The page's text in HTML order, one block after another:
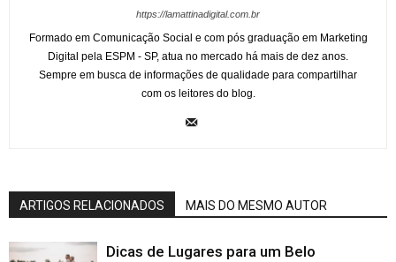
https://lamattinadigital.com.br
Formado em Comunicação Social e com pós graduação em Marketing
Digital pela ESPM - SP, atua no mercado há mais de dez anos.
Sempre em busca de informações de qualidade para compartilhar
com os leitores do blog.
ARTIGOS RELACIONADOS MAIS DO MESMO AUTOR
Dicas de Lugares para um Belo